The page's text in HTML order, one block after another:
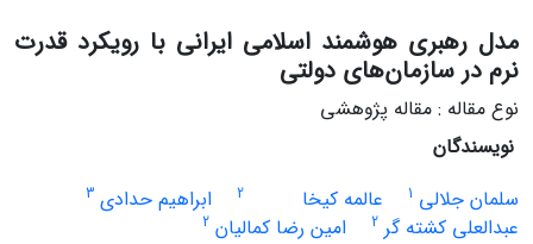
مدل رهبری هوشمند اسلامی ایرانی با رویکرد قدرت
نرم در سازمان‌های دولتی
نوع مقاله : مقاله پژوهشی
نویسندگان
سلمان جلالی 1 عالمه کیخا 2 ابراهیم حدادی 3
عبدالعلی کشته گر 2 امین رضا کمالیان 2